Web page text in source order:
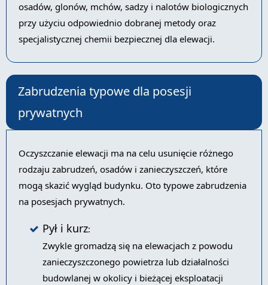
osadów, glonów, mchów, sadzy i nalotów biologicznych
przy użyciu odpowiednio dobranej metody oraz
specjalistycznej chemii bezpiecznej dla elewacji.
Zabrudzenia typowe dla posesji
prywatnych
Oczyszczanie elewacji ma na celu usunięcie różnego
rodzaju zabrudzeń, osadów i zanieczyszczeń, które
mogą skazić wygląd budynku. Oto typowe zabrudzenia
na posesjach prywatnych.
Pył i kurz:
Zwykle gromadzą się na elewacjach z powodu
zanieczyszczonego powietrza lub działalności
budowlanej w okolicy i bieżącej eksploatacji